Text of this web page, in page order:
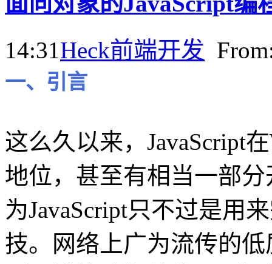
14:31Heck前端开发
一、引言
这么久以来，JavaScript
地位，甚至有相当一部
为JavaScript只不过是用
技。网络上广为流传的低